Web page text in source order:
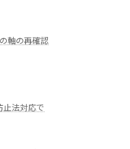
軸の再確認
止法対応で